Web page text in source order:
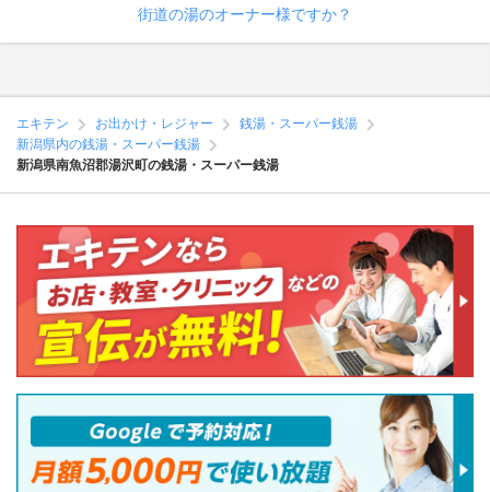
街道の湯のオーナー様ですか？
エキテン お出かけ・レジャー
銭湯・スーパー銭湯
新潟県内の銭湯・スーパー銭湯
新潟県南魚沼郡湯沢町の銭湯・スーパー銭湯